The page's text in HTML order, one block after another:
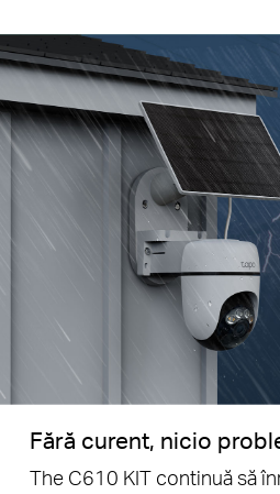
Fără curent, nicio
The C610 KIT continuă să